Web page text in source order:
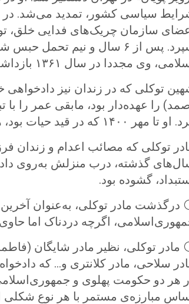
سازمان چریک‌های فدایی خلق،
سپرد. پس از ۶ سال و نیم
وی مجددا در سال ۱۳۶۱ بازداشت و تا ۱۳۶۵ در زندان مشهد محبوس شد.
توکلی که در زندان نیز دادخواهی
را عهده‌دار بود، مابقی عمر را
۱۴۰۰ که در قید حیات بود، همواره از دادخواهان استوار جنبش دادخواهی ایران بود.
توکلی که مصائب اعدام و زندان
گذشته، درب منزلش به‌روی
گشوده بود.
درگذشت مادر توکلی، به‌عنوان
اگرچه دردناک اما
مادر توکلی، نظیر مادر شایگان
سلاحی، مادر کلانتری و… که
هر دو حکومت پهلوی و
مبارزه‌ی مستمر با هر نوع شکلی